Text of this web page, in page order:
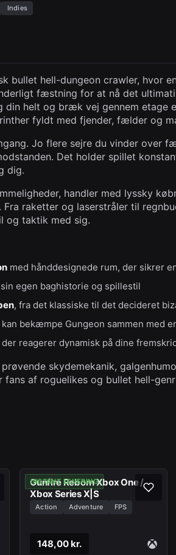
Indies
bullet hell-dungeon crawler, hvor
fæstning for at nå det
helt og bræk vej gennem etage
fyldt med fjender, fælder og
Jo flere sejre du vinder over
Det holder spillet
dig.
handler med lyssky
raketter og laserstråler til
og taktik med sig.
med hånddesignede rum, der sikrer
egen baghistorie og spillestil
, fra det klassiske til det decideret
kan bekæmpe Gungeon sammen med
der reagerer dynamisk på dine
skydemekanik,
fans af roguelikes og bullet hell-
INSTANT LEVERING
Gunfire Reborn Xbox One /
Xbox Series X|S
Action Adventure FPS
148,00 kr.